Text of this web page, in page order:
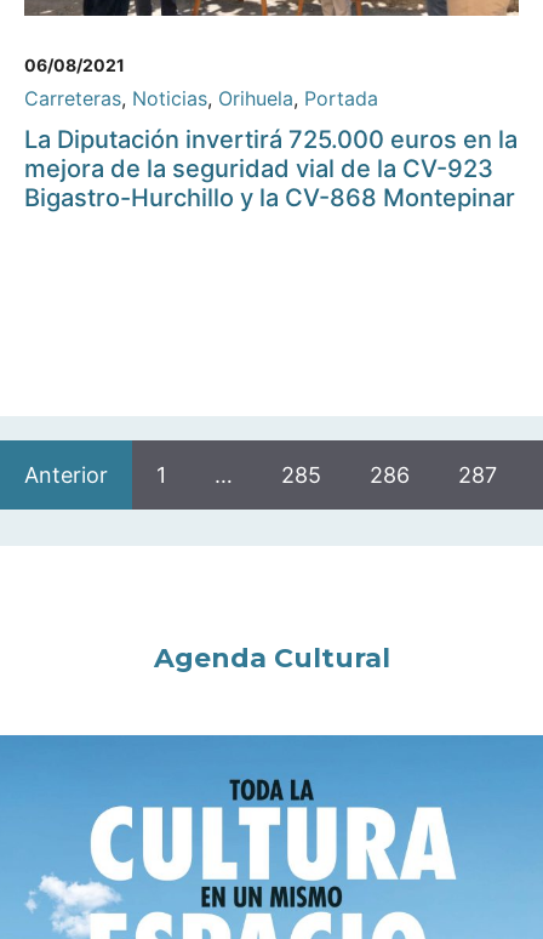
06/08/2021
Carreteras, Noticias, Orihuela, Portada
La Diputación invertirá 725.000 euros en la
mejora de la seguridad vial de la CV-923
Bigastro-Hurchillo y la CV-868 Montepinar
Anterior 1 … 285 286 287
Agenda Cultural